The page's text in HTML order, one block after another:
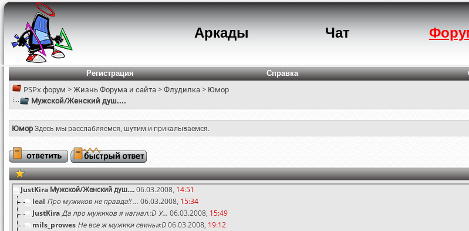
Аркады Чат
Регистрация Справка
PSPx форум >Жизнь Форума и сайта>Флудилка> Юмор
Мужской/Женский душ....
ЮморЗдесь мы расслабляемся, шутим и прикалываемся.
JustKira Мужской/Женский душ....06.03.2008, 14:51
leal Про мужиков не правда!! ... 06.03.2008, 15:34
JustKiraДа про мужиков я нагнал.:D У... 06.03.2008, 15:49
mils_prowes Не все ж мужики свиньи:D06.03.2008, 19:12